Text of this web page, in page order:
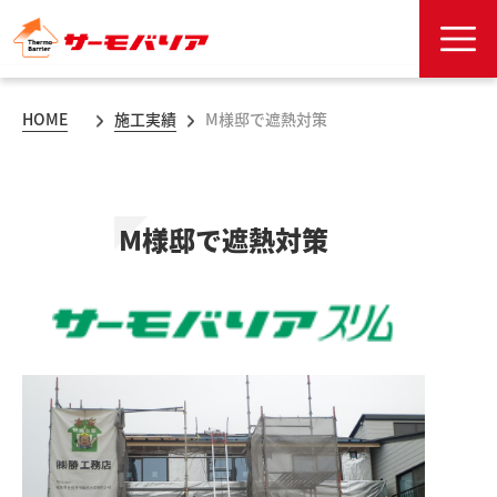
HOME 施工実績 M様邸で遮熱対策
M様邸で遮熱対策